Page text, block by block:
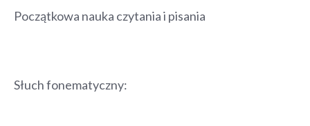
Początkowa nauka czytania i pisania
Słuch fonematyczny: